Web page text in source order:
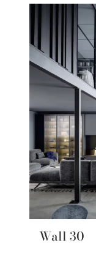
Wall 30